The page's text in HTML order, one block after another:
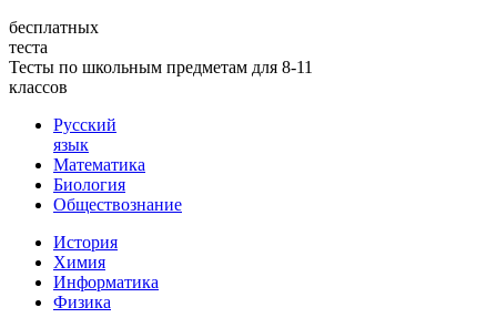
бесплатных
теста
Тесты по школьным предметам для 8-11
классов
Русский
язык
Математика
Биология
Обществознание
История
Химия
Информатика
Физика